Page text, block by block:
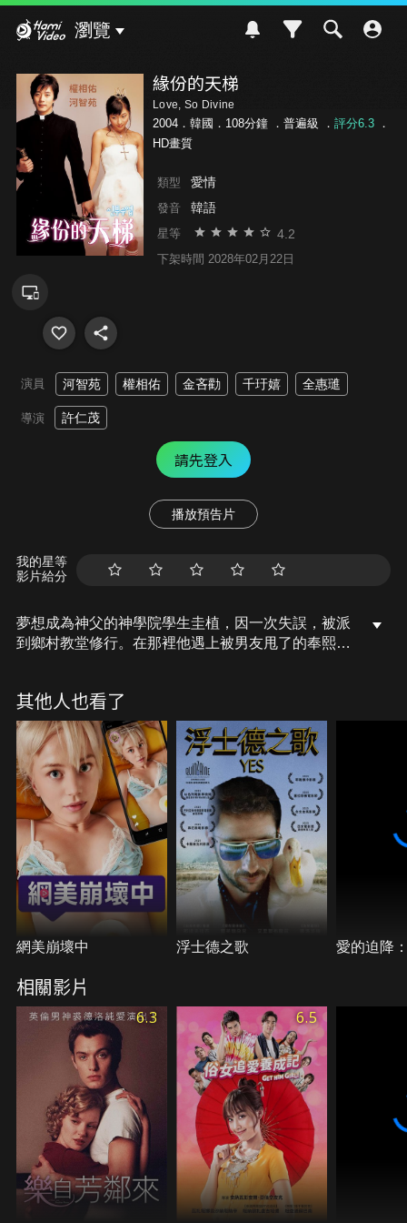
瀏覽
緣份的天梯
Love, So Divine
2004．韓國．108分鐘 ． 普遍級 ． 評分6.3．
HD畫質
類型 愛情
發音 韓語
星等 4.2
下架時間 2028年02月22日
演員 河智苑 權相佑 金吝勸 千玗嬉 全惠璡
導演 許仁茂
請先登入
播放預告片
我的星等
影片給分
夢想成為神父的神學院學生圭植，因一次失誤，被派
到鄉村教堂修行。在那裡他遇上被男友甩了的奉熙，
神學院讓他成為神父。為了完成夢想，圭植用盡方
法，不料卻鬧出不少笑話。隨著時間流逝，兩人皆對
對方產生好感…
其他人也看了
網美崩壞中 浮士德之歌 愛的迫降
相關影片
6.3 6.5